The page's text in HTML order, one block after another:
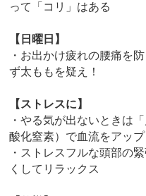
って「コリ」はある
【日曜日】
・お出かけ疲れの腰痛を
ず太ももを疑え！
【ストレスに】
・やる気が出ないときは
酸化窒素）で血流をアップ
・ストレスフルな頭部の
くしてリラックス